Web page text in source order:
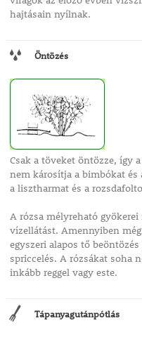
hajtásain nyílnak.
Öntözés
Csak a töveket öntözze, így
nem károsítja a bimbókat
a lisztharmat és a
A rózsa mélyreható
vízellátást. Amennyiben
egyszeri alapos tő
spriccelés. A rózsákat soha
inkább reggel vagy este.
Tápanyagutánpótlás